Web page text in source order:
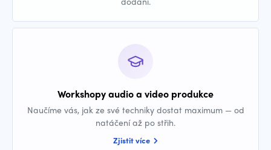
Workshopy audio a video produkce
Naučíme vás, jak ze své techniky dostat maximum — od
natáčení až po střih.
Zjistit více